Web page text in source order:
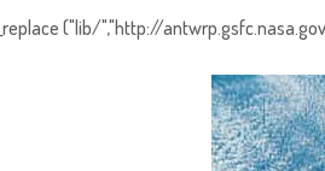
("lib/","http://